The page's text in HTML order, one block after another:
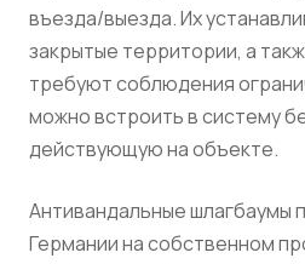
въезда/выезда. Их
закрытые территории, а
требуют соблюдения
можно встроить в систему
действующую на объекте.
Антивандальные шлагбаумы
Германии на собственном